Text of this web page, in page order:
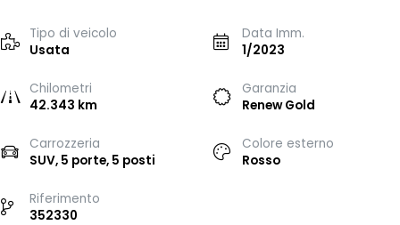
Tipo di veicolo
Usata
Data Imm.
1/2023
Chilometri
42.343 km
Garanzia
Renew Gold
Carrozzeria
SUV, 5 porte, 5 posti
Colore esterno
Rosso
Riferimento
352330